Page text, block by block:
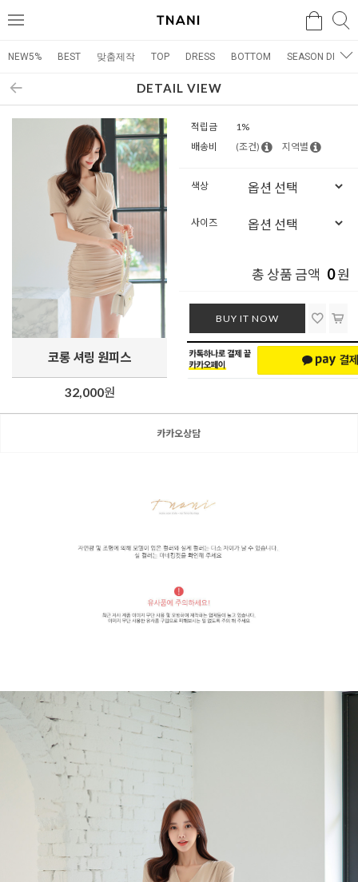
메
검색
NEW5% BEST 맞춤제작 TOP DRESS BOTTOM SEASON DRESS
DETAIL VIEW
코롱 셔링 원피스
32,000원
적립금
1%
배송비
(조건) 지역별
색상
사이즈
총 상품 금액 0원
BUY IT NOW
카카오상담